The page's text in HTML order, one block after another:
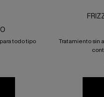
todo tipo
Tratamiento sin